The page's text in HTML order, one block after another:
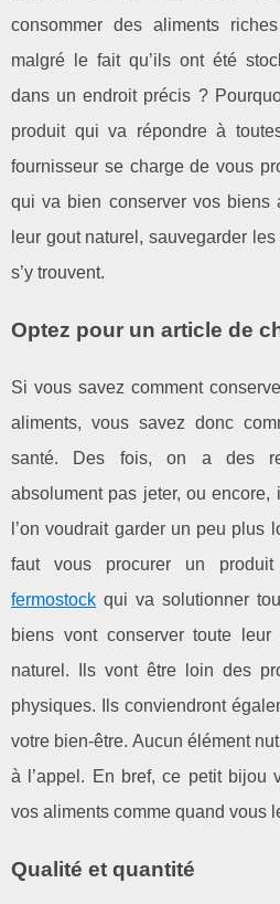
consommer des aliments
malgré le fait qu’ils ont été
dans un endroit précis ?
produit qui va répondre à
fournisseur se charge de vous
qui va bien conserver vos biens
leur gout naturel, sauvegarder
s’y trouvent.
Optez pour un article de
Si vous savez comment
aliments, vous savez donc
santé. Des fois, on a des
absolument pas jeter, ou
l’on voudrait garder un peu plus
faut vous procurer un
fermostock qui va solutionner
biens vont conserver toute
naturel. Ils vont être loin des
physiques. Ils conviendront
votre bien-être. Aucun élément
à l’appel. En bref, ce petit bijou
vos aliments comme quand vous
Qualité et quantité